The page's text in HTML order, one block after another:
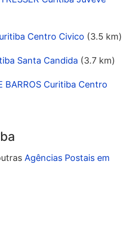
Centro Civico (3.5 km)
Santa Candida (3.7 km)
BARROS Curitiba Centro
Agências Postais em